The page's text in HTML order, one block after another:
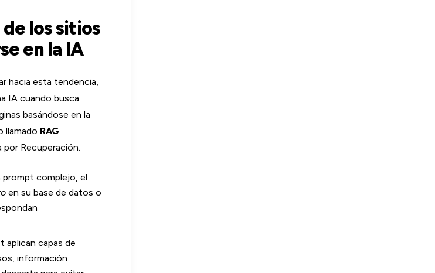
los sitios
en la IA
hacia esta tendencia,
IA cuando busca
basándose en la
llamado RAG
Recuperación.
prompt complejo, el
en su base de datos o
aplican capas de
información